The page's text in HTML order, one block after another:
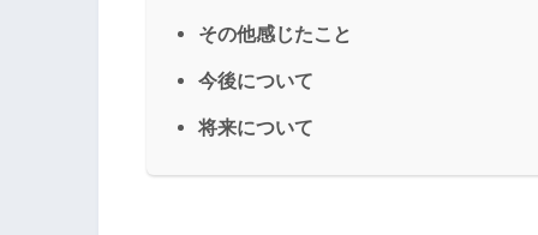
その他感じたこと
今後について
将来について